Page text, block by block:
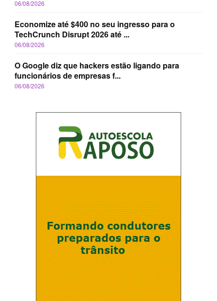
06/08/2026
Economize até $400 no seu ingresso para o
TechCrunch Disrupt 2026 até ...
06/08/2026
O Google diz que hackers estão ligando para
funcionários de empresas f...
06/08/2026